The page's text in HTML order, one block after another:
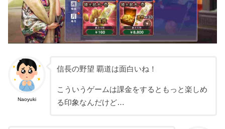
Naoyuki
信長の野望 覇道は面白いね！
こういうゲームは課金をするともっと楽しめ
る印象なんだけど…